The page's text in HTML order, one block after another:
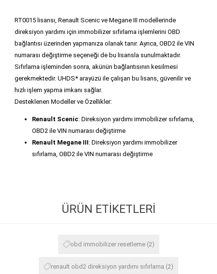
RT0015 lisansı, Renault Scenic ve Megane III modellerinde
direksiyon yardımı için immobilizer sıfırlama işlemlerini OBD
bağlantısı üzerinden yapmanıza olanak tanır. Ayrıca, OBD2 ile VIN
numarası değiştirme seçeneği de bu lisansla sunulmaktadır.
Sıfırlama işleminden sonra, akünün bağlantısının kesilmesi
gerekmektedir. UHDS* arayüzü ile çalışan bu lisans, güvenilir ve
hızlı işlem yapma imkanı sağlar.
Desteklenen Modeller ve Özellikler:
Renault Scenic: Direksiyon yardımı immobilizer sıfırlama,
OBD2 ile VIN numarası değiştirme
Renault Megane III: Direksiyon yardımı immobilizer
sıfırlama, OBD2 ile VIN numarası değiştirme
ÜRÜN ETIKETLERI
obd immobilizer resetleme (2)
renault obd2 direksiyon yardımı sıfırlama (2)